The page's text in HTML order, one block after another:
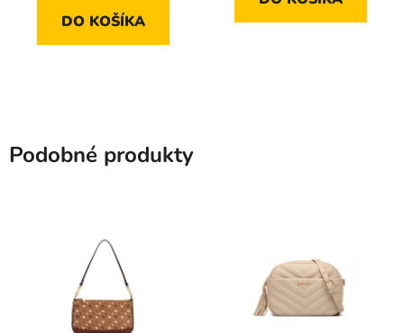
DO KOŠÍKA
Podobné produkty